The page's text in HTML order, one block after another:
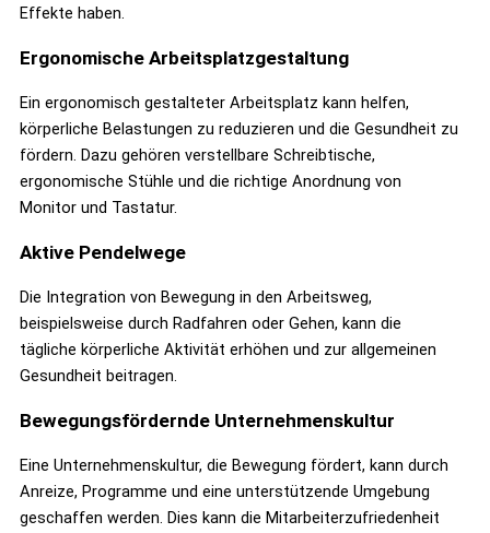
Effekte haben.
Ergonomische Arbeitsplatzgestaltung
Ein ergonomisch gestalteter Arbeitsplatz kann helfen,
körperliche Belastungen zu reduzieren und die Gesundheit zu
fördern. Dazu gehören verstellbare Schreibtische,
ergonomische Stühle und die richtige Anordnung von
Monitor und Tastatur.
Aktive Pendelwege
Die Integration von Bewegung in den Arbeitsweg,
beispielsweise durch Radfahren oder Gehen, kann die
tägliche körperliche Aktivität erhöhen und zur allgemeinen
Gesundheit beitragen.
Bewegungsfördernde Unternehmenskultur
Eine Unternehmenskultur, die Bewegung fördert, kann durch
Anreize, Programme und eine unterstützende Umgebung
geschaffen werden. Dies kann die Mitarbeiterzufriedenheit